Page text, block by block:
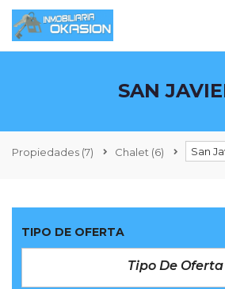
SAN
Propiedades (7) Chalet (6) San
TIPO DE OFERTA
Tipo De Oferta